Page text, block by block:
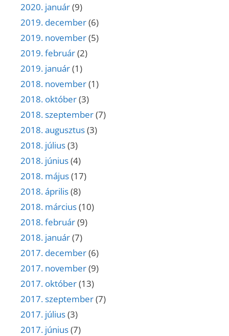
2020. január(9)
2019. december(6)
2019. november(5)
2019. február(2)
2019. január(1)
2018. november(1)
2018. október(3)
2018. szeptember(7)
2018. augusztus(3)
2018. július(3)
2018. június(4)
2018. május(17)
2018. április(8)
2018. március(10)
2018. február(9)
2018. január(7)
2017. december(6)
2017. november(9)
2017. október(13)
2017. szeptember(7)
2017. július(3)
2017. június(7)